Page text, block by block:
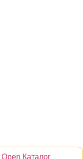
Open Каталог